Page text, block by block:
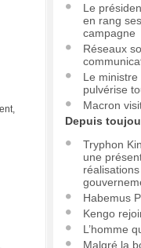
Le
en rang
campagne
Réseaux
Le ministre
pulvérise
Macron
Depuis
Tryphon
une
réalisations
Habemus
Kengo
L’homme
Malgré la